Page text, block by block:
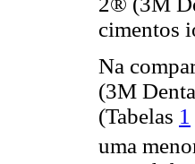
cimentos
Na
(3M
(Tabelas 1
uma